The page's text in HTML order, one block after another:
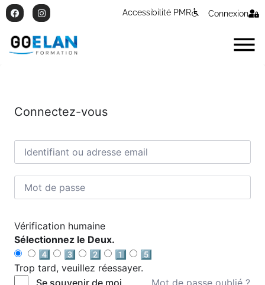
Accessibilité PMR Connexion
Connectez-vous
Vérification humaine
Sélectionnez le Deux.
4️⃣
3️⃣ 2️⃣ 1️⃣
5️⃣
Trop tard, veuillez réessayer.
Se souvenir de moi
Mot de passe oublié ?